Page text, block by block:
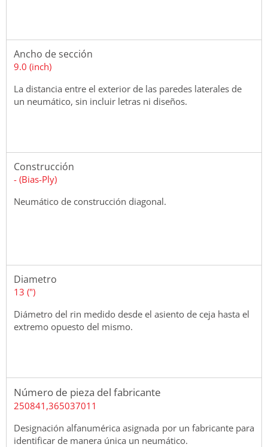
Ancho de sección
9.0 (inch)
La distancia entre el exterior de las paredes laterales de
un neumático, sin incluir letras ni diseños.
Construcción
- (Bias-Ply)
Neumático de construcción diagonal.
Diametro
13 (")
Diámetro del rin medido desde el asiento de ceja hasta el
extremo opuesto del mismo.
Número de pieza del fabricante
250841,365037011
Designación alfanumérica asignada por un fabricante para
identificar de manera única un neumático.